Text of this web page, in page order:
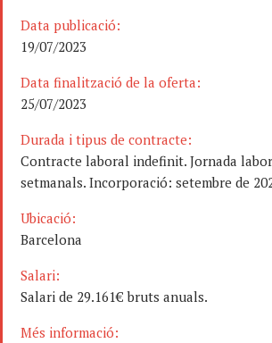
Data publicació:
19/07/2023
Data finalització de la oferta:
25/07/2023
Durada i tipus de contracte:
Contracte laboral indefinit. Jornada
setmanals. Incorporació: setembre de
Ubicació:
Barcelona
Salari:
Salari de 29.161€ bruts anuals.
Més informació: